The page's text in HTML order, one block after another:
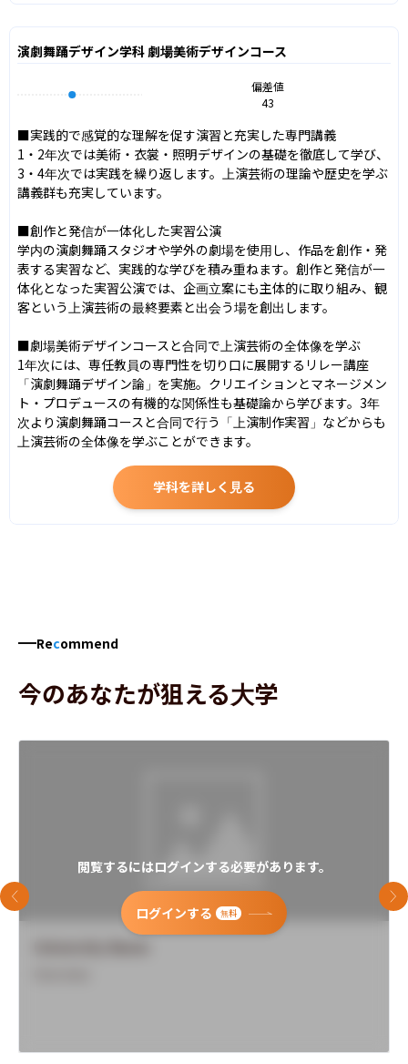
演劇舞踊デザイン学科 劇場美術デザインコース
偏差値
43
■実践的で感覚的な理解を促す演習と充実した専門講義
1・2年次では美術・衣裳・照明デザインの基礎を徹底して学び、
3・4年次では実践を繰り返します。上演芸術の理論や歴史を学ぶ
講義群も充実しています。
■創作と発信が一体化した実習公演
学内の演劇舞踊スタジオや学外の劇場を使用し、作品を創作・発
表する実習など、実践的な学びを積み重ねます。創作と発信が一
体化となった実習公演では、企画立案にも主体的に取り組み、観
客という上演芸術の最終要素と出会う場を創出します。
■劇場美術デザインコースと合同で上演芸術の全体像を学ぶ
1年次には、専任教員の専門性を切り口に展開するリレー講座
「演劇舞踊デザイン論」を実施。クリエイションとマネージメン
ト・プロデュースの有機的な関係性も基礎論から学びます。3年
次より演劇舞踊コースと合同で行う「上演制作実習」などからも
上演芸術の全体像を学ぶことができます。
学科を詳しく見る
Recommend
今のあなたが狙える大学
閲覧するにはログインする必要があります。
ログインする 無料
前のスライド 次